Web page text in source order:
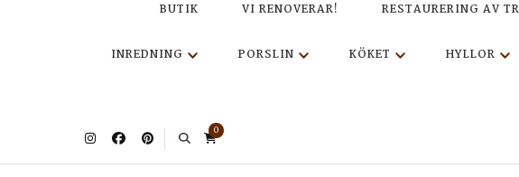
BUTIK VI RENOVERAR! RESTAURERING AV
INREDNING PORSLIN KÖKET HYLLOR
0